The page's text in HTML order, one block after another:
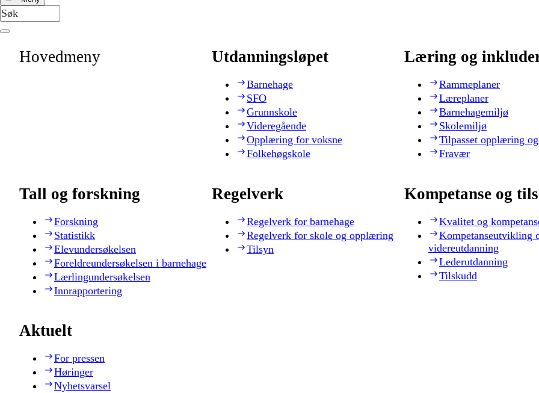
Hovedmeny Utdanningsløpet
Barnehage
SFO
Grunnskole
Videregående
Opplæring for voksne
Folkehøgskole
Læring og
Rammeplaner
Læreplaner
Barnehagemiljø
Skolemiljø
Tilpasset opplæring
Fravær
Tall og forskning
Forskning
Statistikk
Elevundersøkelsen
Foreldreundersøkelsen i barnehage
Lærlingundersøkelsen
Innrapportering
Regelverk
Regelverk for barnehage
Regelverk for skole og opplæring
Tilsyn
Kompetanse og
Kvalitet og
Kompetanseutvikling
videreutdanning
Lederutdanning
Tilskudd
Aktuelt
For pressen
Høringer
Nyhetsvarsel